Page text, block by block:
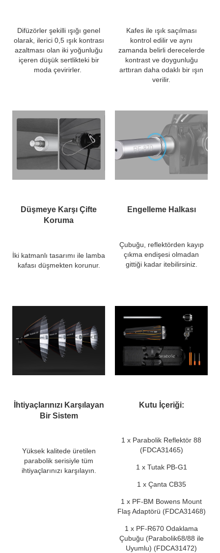
Difüzörler şekilli ışığı genel
olarak, ilerici 0,5 ışık kontrası
azaltması olan iki yoğunluğu
içeren düşük sertlikteki bir
moda çevirirler.
Kafes ile ışık saçılması
kontrol edilir ve aynı
zamanda belirli derecelerde
kontrast ve doygunluğu
arttıran daha odaklı bir ışın
verilir.
Düşmeye Karşı Çifte
Koruma
İki katmanlı tasarımı ile lamba
kafası düşmekten korunur.
Engelleme Halkası
Çubuğu, reflektörden kayıp
çıkma endişesi olmadan
gittiği kadar itebilirsiniz.
İhtiyaçlarınızı Karşılayan
Bir Sistem
Yüksek kalitede üretilen
parabolik serisiyle tüm
ihtiyaçlarınızı karşılayın.
Kutu İçeriği:
1 x Parabolik Reflektör 88
(FDCA31465)
1 x Tutak PB-G1
1 x Çanta CB35
1 x PF-BM Bowens Mount
Flaş Adaptörü (FDCA31468)
1 x PF-R670 Odaklama
Çubuğu (Parabolik68/88 ile
Uyumlu) (FDCA31472)